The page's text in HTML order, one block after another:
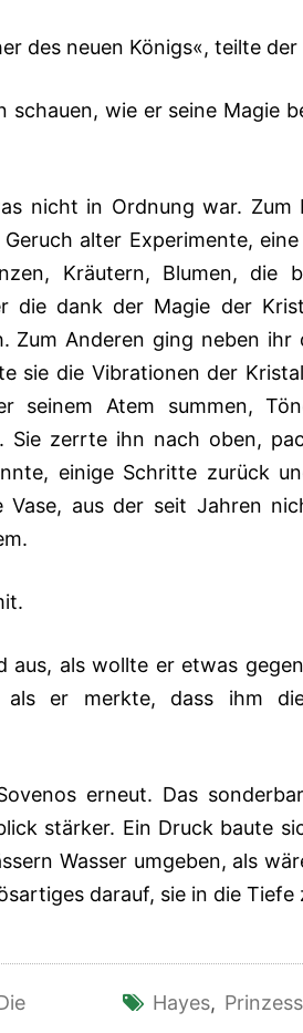
des neuen Königs«, teilte
schauen, wie er seine Magie
nicht in Ordnung war. Zum
alter Experimente,
Kräutern, Blumen, die
die dank der Magie der
Zum Anderen ging neben ihr
sie die Vibrationen der
seinem Atem summen,
Sie zerrte ihn nach oben,
einige Schritte zurück
Vase, aus der seit Jahren
aus, als wollte er etwas
als er merkte, dass ihm
erneut. Das
stärker. Ein Druck baute
Wasser umgeben, als
darauf, sie in die Tiefe
Hayes,